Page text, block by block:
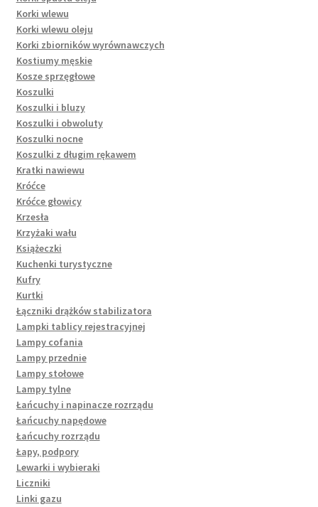
Korki wlewu
Korki wlewu oleju
Korki zbiorników wyrównawczych
Kostiumy męskie
Kosze sprzęgłowe
Koszulki
Koszulki i bluzy
Koszulki i obwoluty
Koszulki nocne
Koszulki z długim rękawem
Kratki nawiewu
Króćce
Króćce głowicy
Krzesła
Krzyżaki wału
Książeczki
Kuchenki turystyczne
Kufry
Kurtki
Łączniki drążków stabilizatora
Lampki tablicy rejestracyjnej
Lampy cofania
Lampy przednie
Lampy stołowe
Lampy tylne
Łańcuchy i napinacze rozrządu
Łańcuchy napędowe
Łańcuchy rozrządu
Łapy, podpory
Lewarki i wybieraki
Liczniki
Linki gazu